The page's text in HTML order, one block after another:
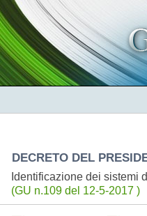
DECRETO DEL
Identificazione dei sistemi
(GU n.109 del 12-5-2017 )